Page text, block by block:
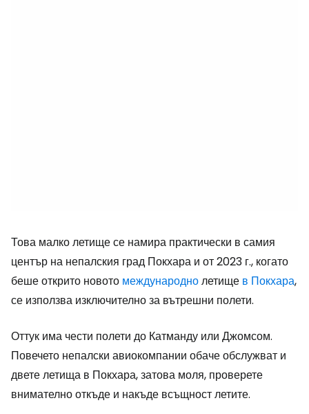
Това малко летище се намира практически в самия
център на непалския град Покхара и от 2023 г., когато
беше открито новото международнолетище в Покхара,
се използва изключително за вътрешни полети.
Оттук има чести полети до Катманду или Джомсом.
Повечето непалски авиокомпании обаче обслужват и
двете летища в Покхара, затова моля, проверете
внимателно откъде и накъде всъщност летите.